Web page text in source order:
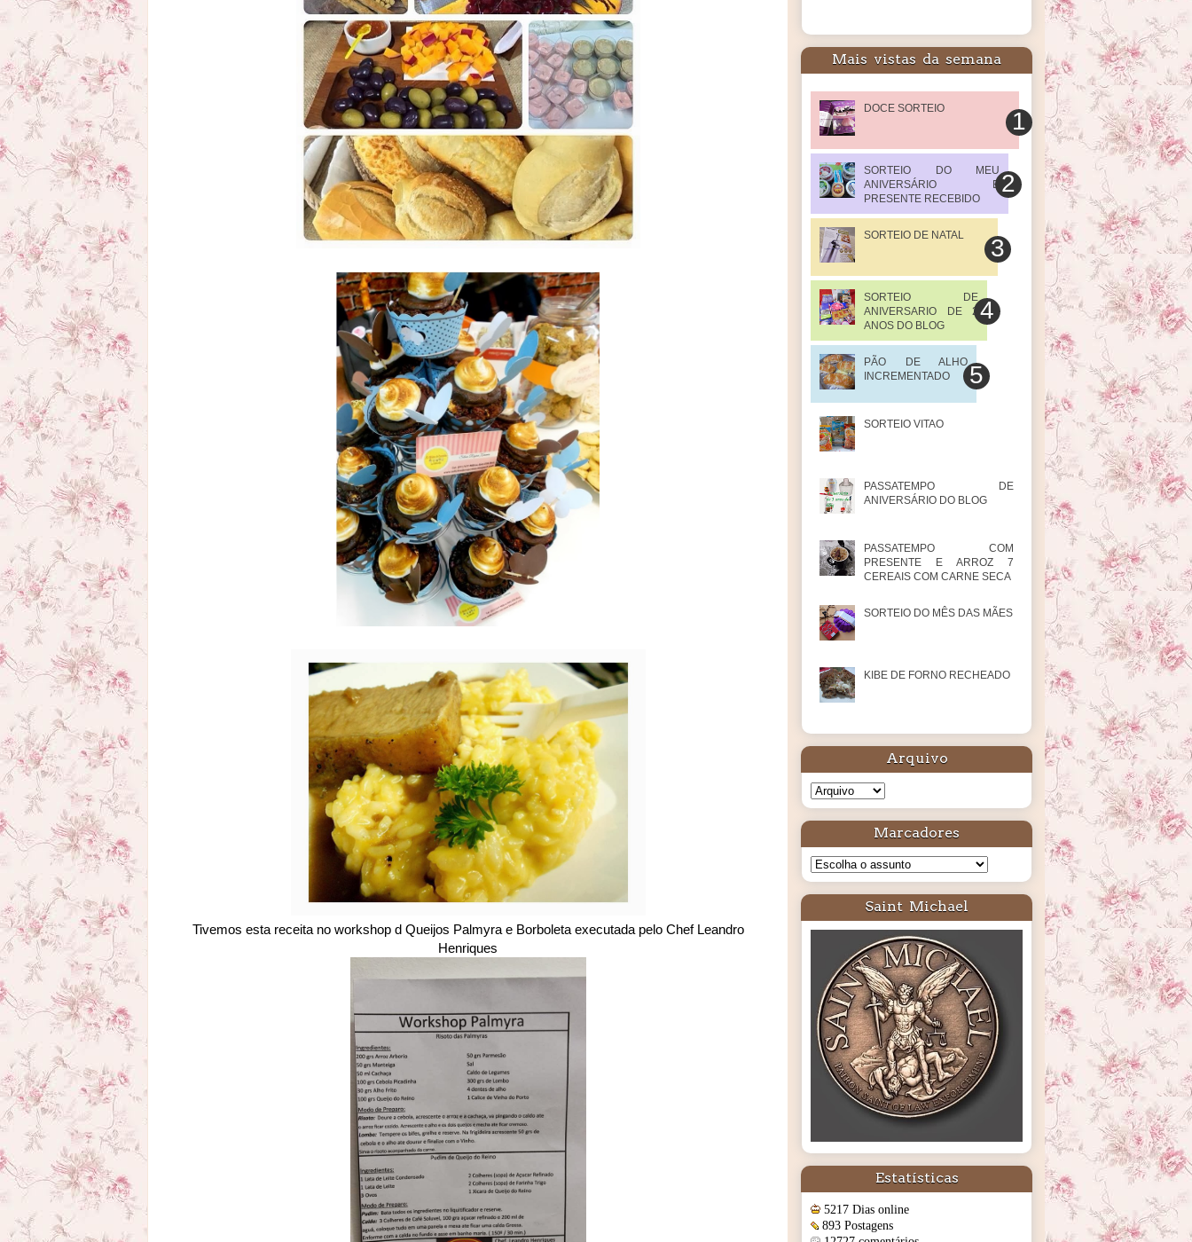
Tivemos esta receita no workshop d Queijos Palmyra e Borboleta executada pelo Chef Leandro
Henriques
Mais vistas da semana
DOCE SORTEIO
SORTEIO DO MEU
ANIVERSÁRIO E
PRESENTE RECEBIDO
SORTEIO DE NATAL
SORTEIO DE
ANIVERSARIO DE 2
ANOS DO BLOG
PÃO DE ALHO
INCREMENTADO
SORTEIO VITAO
PASSATEMPO DE
ANIVERSÁRIO DO BLOG
PASSATEMPO COM
PRESENTE E ARROZ 7
CEREAIS COM CARNE SECA
SORTEIO DO MÊS DAS MÃES
KIBE DE FORNO RECHEADO
Arquivo
Marcadores
Saint Michael
Estatísticas
5217 Dias online
893 Postagens